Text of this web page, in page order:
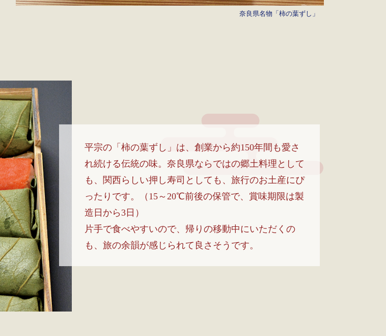
奈良県名物「柿の葉ずし」
平宗の「柿の葉ずし」は、創業から約150年間も愛さ
れ続ける伝統の味。奈良県ならではの郷土料理として
も、関西らしい押し寿司としても、旅行のお土産にぴ
ったりです。（15～20℃前後の保管で、賞味期限は製
造日から3日）
片手で食べやすいので、帰りの移動中にいただくの
も、旅の余韻が感じられて良さそうです。